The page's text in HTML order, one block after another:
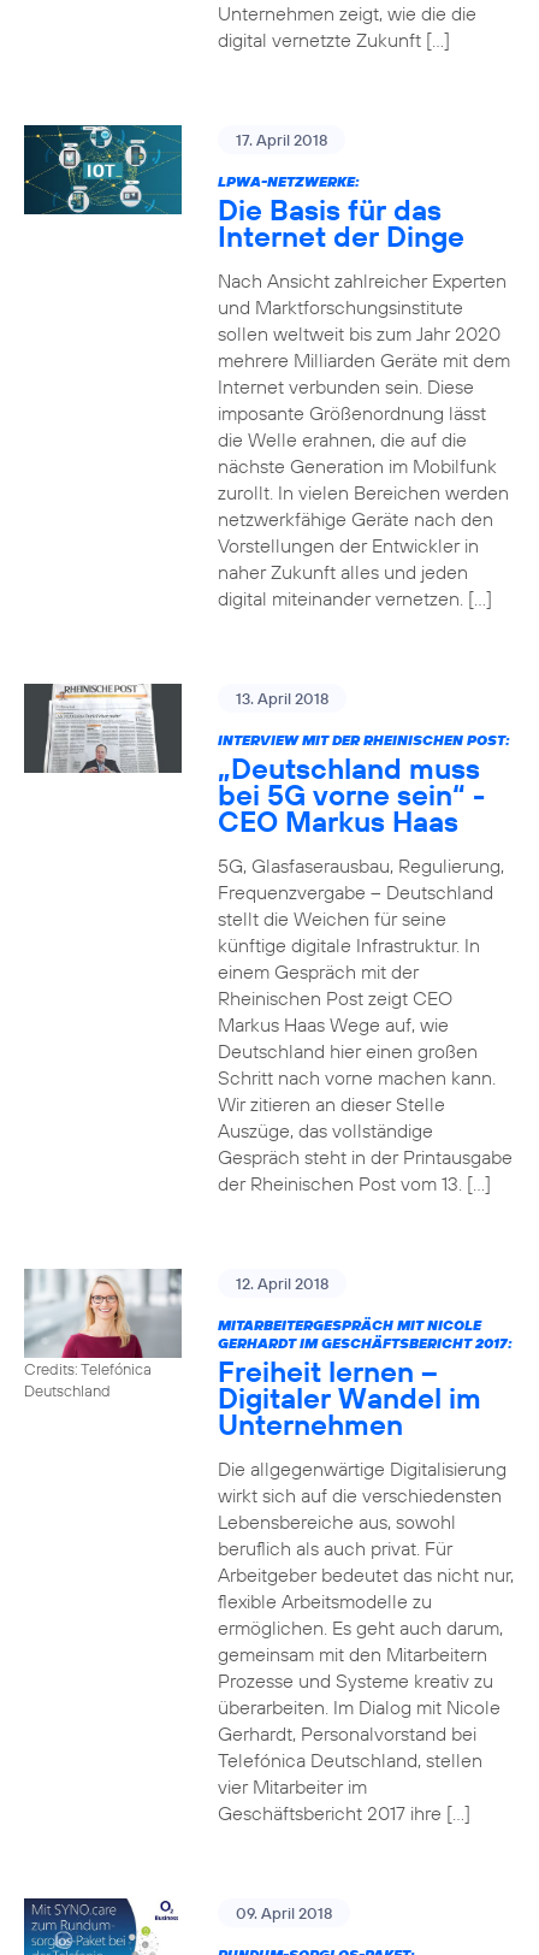
Unternehmen zeigt, wie die die
digital vernetzte Zukunft […]
17. April 2018
LPWA-NETZWERKE:
Die Basis für das
Internet der Dinge
Nach Ansicht zahlreicher Experten
und Marktforschungsinstitute
sollen weltweit bis zum Jahr 2020
mehrere Milliarden Geräte mit dem
Internet verbunden sein. Diese
imposante Größenordnung lässt
die Welle erahnen, die auf die
nächste Generation im Mobilfunk
zurollt. In vielen Bereichen werden
netzwerkfähige Geräte nach den
Vorstellungen der Entwickler in
naher Zukunft alles und jeden
digital miteinander vernetzen. […]
13. April 2018
INTERVIEW MIT DER RHEINISCHEN POST:
„Deutschland muss
bei 5G vorne sein“ -
CEO Markus Haas
5G, Glasfaserausbau, Regulierung,
Frequenzvergabe – Deutschland
stellt die Weichen für seine
künftige digitale Infrastruktur. In
einem Gespräch mit der
Rheinischen Post zeigt CEO
Markus Haas Wege auf, wie
Deutschland hier einen großen
Schritt nach vorne machen kann.
Wir zitieren an dieser Stelle
Auszüge, das vollständige
Gespräch steht in der Printausgabe
der Rheinischen Post vom 13. […]
Credits: Telefónica
Deutschland
12. April 2018
MITARBEITERGESPRÄCH MIT NICOLE
GERHARDT IM GESCHÄFTSBERICHT 2017:
Freiheit lernen –
Digitaler Wandel im
Unternehmen
Die allgegenwärtige Digitalisierung
wirkt sich auf die verschiedensten
Lebensbereiche aus, sowohl
beruflich als auch privat. Für
Arbeitgeber bedeutet das nicht nur,
flexible Arbeitsmodelle zu
ermöglichen. Es geht auch darum,
gemeinsam mit den Mitarbeitern
Prozesse und Systeme kreativ zu
überarbeiten. Im Dialog mit Nicole
Gerhardt, Personalvorstand bei
Telefónica Deutschland, stellen
vier Mitarbeiter im
Geschäftsbericht 2017 ihre […]
09. April 2018